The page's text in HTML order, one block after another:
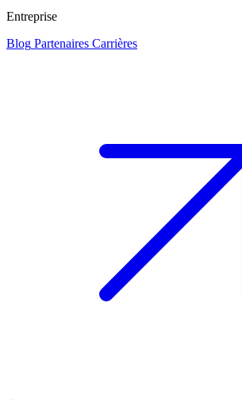
Entreprise
Blog Partenaires Carrières